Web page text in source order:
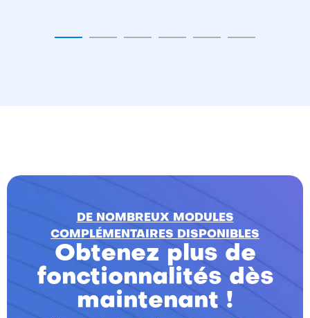
DE NOMBREUX MODULES
COMPLÉMENTAIRES DISPONIBLES
Obtenez plus de
fonctionnalités dès
maintenant !